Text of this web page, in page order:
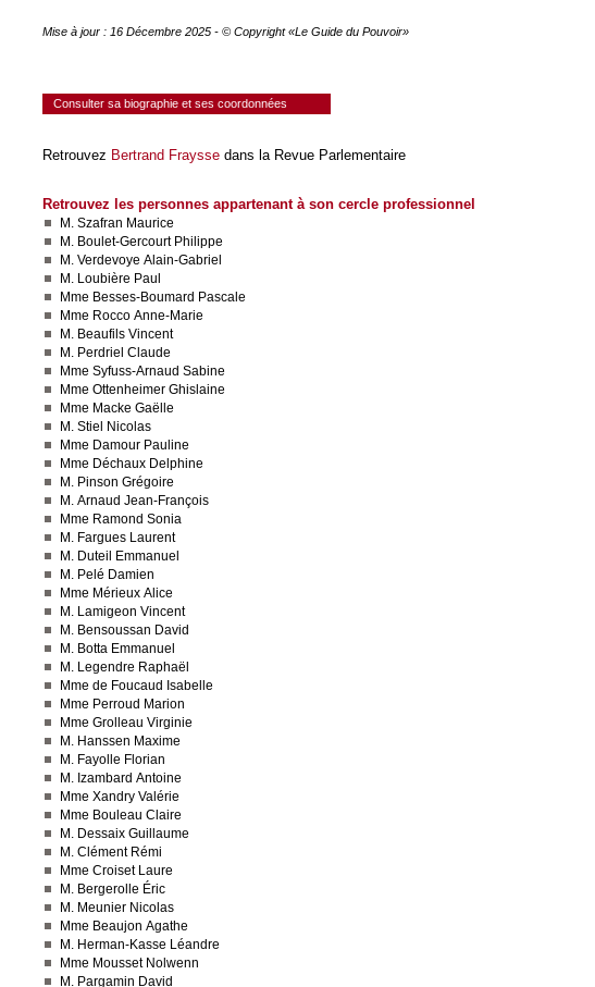
Mise à jour : 16 Décembre 2025 - © Copyright «Le Guide du Pouvoir»
Consulter sa biographie et ses coordonnées
Retrouvez Bertrand Fraysse dans la Revue Parlementaire
Retrouvez les personnes appartenant à son cercle professionnel
M. Szafran Maurice
M. Boulet-Gercourt Philippe
M. Verdevoye Alain-Gabriel
M. Loubière Paul
Mme Besses-Boumard Pascale
Mme Rocco Anne-Marie
M. Beaufils Vincent
M. Perdriel Claude
Mme Syfuss-Arnaud Sabine
Mme Ottenheimer Ghislaine
Mme Macke Gaëlle
M. Stiel Nicolas
Mme Damour Pauline
Mme Déchaux Delphine
M. Pinson Grégoire
M. Arnaud Jean-François
Mme Ramond Sonia
M. Fargues Laurent
M. Duteil Emmanuel
M. Pelé Damien
Mme Mérieux Alice
M. Lamigeon Vincent
M. Bensoussan David
M. Botta Emmanuel
M. Legendre Raphaël
Mme de Foucaud Isabelle
Mme Perroud Marion
Mme Grolleau Virginie
M. Hanssen Maxime
M. Fayolle Florian
M. Izambard Antoine
Mme Xandry Valérie
Mme Bouleau Claire
M. Dessaix Guillaume
M. Clément Rémi
Mme Croiset Laure
M. Bergerolle Éric
M. Meunier Nicolas
Mme Beaujon Agathe
M. Herman-Kasse Léandre
Mme Mousset Nolwenn
M. Pargamin David